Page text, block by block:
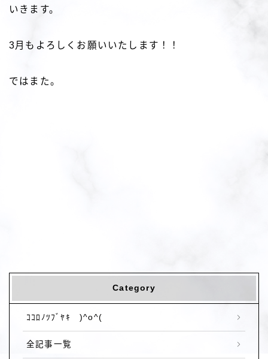
いきます。
3月もよろしくお願いいたします！！
ではまた。
Category
ｺｺﾛﾉﾂﾌﾞﾔｷ )^o^(
全記事一覧